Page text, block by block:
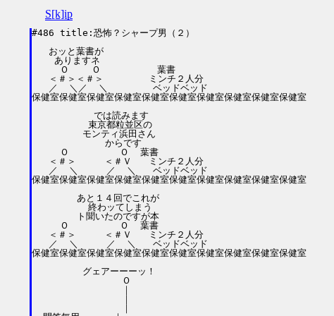
S[k]ip
#486 title:恐怖？シャープ男（２）
   おッと葉書が
    ありますネ
     Ｏ    Ｏ          葉書
   ＜＃＞＜＃＞        ミンチ２人分
   ／  ＼／  ＼        ベッドベッド
保健室保健室保健室保健室保健室保健室保健室保健室保健室保健室
           では読みます
          束京都粒並区の
         モンティ浜田さん
             からです
     Ｏ         Ｏ  葉書
   ＜＃＞     ＜＃Ｖ   ミンチ２人分
   ／  ＼     ／  ＼   ベッドベッド
保健室保健室保健室保健室保健室保健室保健室保健室保健室保健室
        あと１４回でこれが
          終わッてしまう
        ト聞いたのですが本
     Ｏ         Ｏ  葉書
   ＜＃＞     ＜＃Ｖ   ミンチ２人分
   ／  ＼     ／  ＼   ベッドベッド
保健室保健室保健室保健室保健室保健室保健室保健室保健室保健室
         グェアーーーッ！
                Ｏ
                ｜
                ｜
                ｜